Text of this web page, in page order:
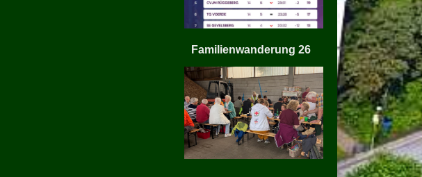
Familienwanderung 26